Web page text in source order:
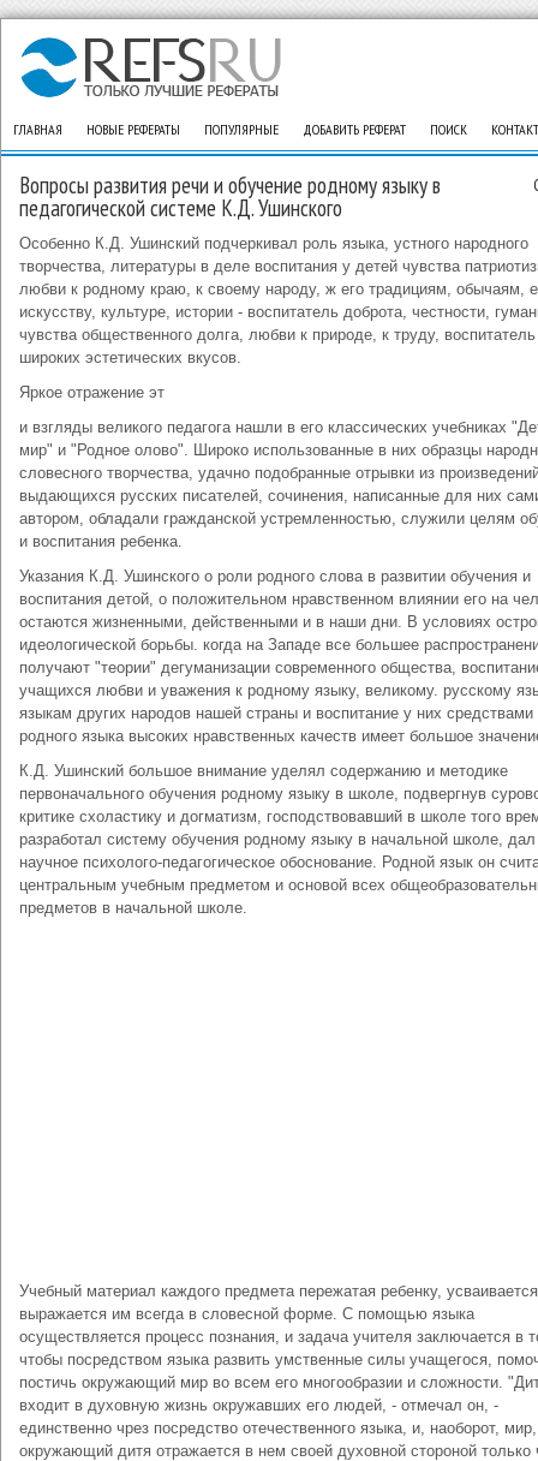
ГЛАВНАЯ НОВЫЕ РЕФЕРАТЫ ПОПУЛЯРНЫЕ ДОБАВИТЬ РЕФЕРАТ ПОИСК
Вопросы развития речи и обучение родному языку в
педагогической системе К.Д. Ушинского
Особенно К.Д. Ушинский подчеркивал роль языка, устного народного
творчества, литературы в деле воспитания у детей чувства
любви к родному краю, к своему народу, ж его традициям, обычаям,
искусству, культуре, истории - воспитатель доброта, честности,
чувства общественного долга, любви к природе, к труду, воспитатель
широких эстетических вкусов.
Яркое отражение эт
и взгляды великого педагога нашли в его классических учебниках
мир" и "Родное олово". Широко использованные в них образцы
словесного творчества, удачно подобранные отрывки из
выдающихся русских писателей, сочинения, написанные для них
автором, обладали гражданской устремленностью, служили целям
и воспитания ребенка.
Указания К.Д. Ушинского о роли родного слова в развитии обучения и
воспитания детой, о положительном нравственном влиянии его на
остаются жизненными, действенными и в наши дни. В условиях
идеологической борьбы. когда на Западе все большее
получают "теории" дегуманизации современного общества,
учащихся любви и уважения к родному языку, великому. русскому
языкам других народов нашей страны и воспитание у них средствами
родного языка высоких нравственных качеств имеет большое
К.Д. Ушинский большое внимание уделял содержанию и методике
первоначального обучения родному языку в школе, подвергнув
критике схоластику и догматизм, господствовавший в школе того
разработал систему обучения родному языку в начальной школе,
научное психолого-педагогическое обоснование. Родной язык он
центральным учебным предметом и основой всех
предметов в начальной школе.
Учебный материал каждого предмета пережатая ребенку,
выражается им всегда в словесной форме. С помощью языка
осуществляется процесс познания, и задача учителя заключается в
чтобы посредством языка развить умственные силы учащегося,
постичь окружающий мир во всем его многообразии и сложности.
входит в духовную жизнь окружавших его людей, - отмечал он, -
единственно чрез посредство отечественного языка, и, наоборот, мир,
окружающий дитя отражается в нем своей духовной стороной только